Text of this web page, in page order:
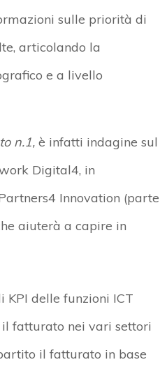
sulle priorità di
articolando la
e a livello
n.1,è infatti indagine sul
Digital4, in
Innovation (parte
aiuterà a capire in
KPI delle funzioni ICT
fatturato nei vari settori
il fatturato in base